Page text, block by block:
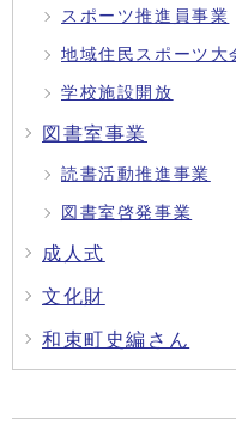
スポーツ推進員事業
地域住民スポーツ大
学校施設開放
図書室事業
読書活動推進事業
図書室啓発事業
成人式
文化財
和束町史編さん